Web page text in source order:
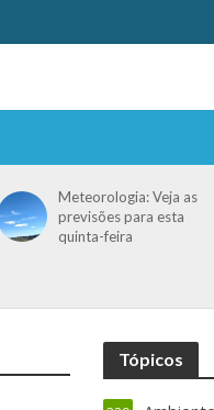
Meteorologia: Veja as
previsões para esta
quinta-feira
Tópicos